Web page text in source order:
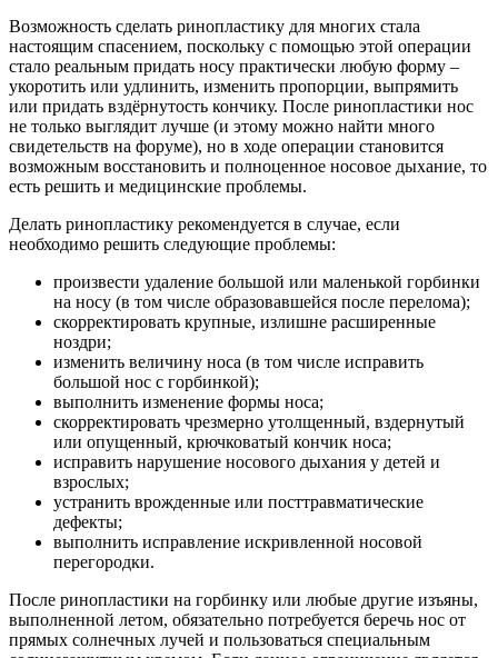
Возможность сделать ринопластику для многих стала
настоящим спасением, поскольку с помощью этой операции
стало реальным придать носу практически любую форму –
укоротить или удлинить, изменить пропорции, выпрямить
или придать вздёрнутость кончику. После ринопластики нос
не только выглядит лучше (и этому можно найти много
свидетельств на форуме), но в ходе операции становится
возможным восстановить и полноценное носовое дыхание, то
есть решить и медицинские проблемы.
Делать ринопластику рекомендуется в случае, если
необходимо решить следующие проблемы:
произвести удаление большой или маленькой горбинки
на носу (в том числе образовавшейся после перелома);
скорректировать крупные, излишне расширенные
ноздри;
изменить величину носа (в том числе исправить
большой нос с горбинкой);
выполнить изменение формы носа;
скорректировать чрезмерно утолщенный, вздернутый
или опущенный, крючковатый кончик носа;
исправить нарушение носового дыхания у детей и
взрослых;
устранить врожденные или посттравматические
дефекты;
выполнить исправление искривленной носовой
перегородки.
После ринопластики на горбинку или любые другие изъяны,
выполненной летом, обязательно потребуется беречь нос от
прямых солнечных лучей и пользоваться специальным